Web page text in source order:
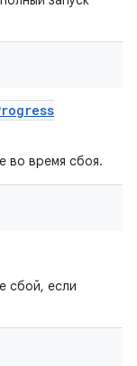
во время сбоя.
сбой, если